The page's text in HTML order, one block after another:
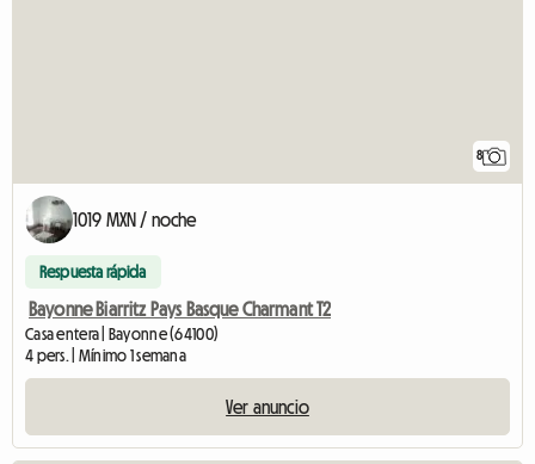
8
1019 MXN / noche
Respuesta rápida
Bayonne Biarritz Pays Basque Charmant T2
Casa entera | Bayonne (64100)
4 pers. | Mínimo 1 semana
Ver anuncio